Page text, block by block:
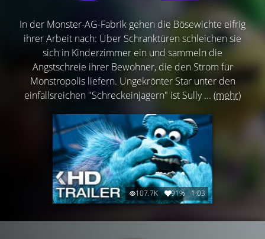
In der Monster-AG-Fabrik gehen die Bösewichte eifrig
ihrer Arbeit nach: Über Schranktüren schleichen sie
sich in Kinderzimmer ein und sammeln die
Angstschreie ihrer Bewohner, die den Strom für
Monstropolis liefern. Ungekrönter Star unter den
einfallsreichen "Schreckeinjagern" ist Sully ... (mehr)
107.7K 91% 1:03